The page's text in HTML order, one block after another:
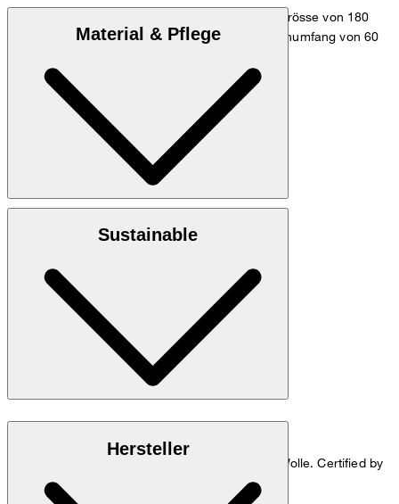
Das Model trägt die Grösse 36 bei einer Körpergrösse von 180
cm, einem Brustumfang von 83 cm, einem Taillenumfang von 60
Maßtabelle
Material & Pflege
Sustainable
Dieses Produkt enthält 100% RWS-zertifizierte Wolle. Certified by
Control Union CU 1045668
Hersteller